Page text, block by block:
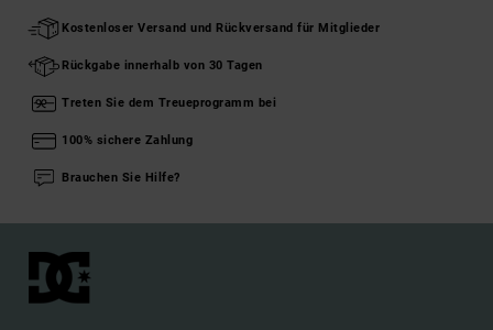
Kostenloser Versand und Rückversand für Mitglieder
Rückgabe innerhalb von 30 Tagen
Treten Sie dem Treueprogramm bei
100% sichere Zahlung
Brauchen Sie Hilfe?